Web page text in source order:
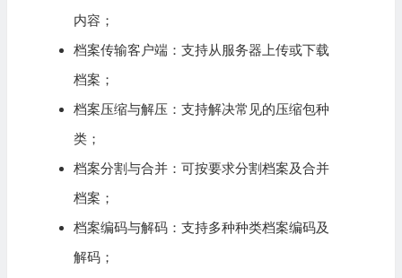
内容；
档案传输客户端：支持从服务器上传或下载
档案；
档案压缩与解压：支持解决常见的压缩包种
类；
档案分割与合并：可按要求分割档案及合并
档案；
档案编码与解码：支持多种种类档案编码及
解码；